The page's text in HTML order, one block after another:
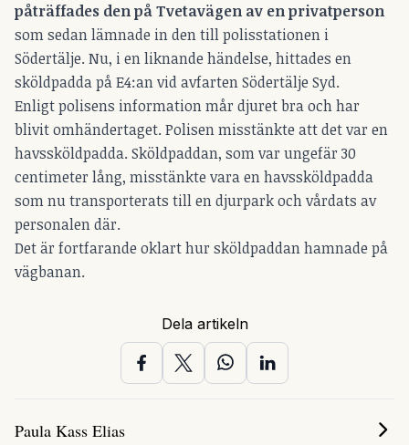
påträffades den på Tvetavägen av en privatperson
som sedan lämnade in den till polisstationen i
Södertälje. Nu, i en liknande händelse, hittades en
sköldpadda på E4:an vid avfarten Södertälje Syd.
Enligt polisens information mår djuret bra och har
blivit omhändertaget. Polisen misstänkte att det var en
havssköldpadda. Sköldpaddan, som var ungefär 30
centimeter lång, misstänkte vara en havssköldpadda
som nu transporterats till en djurpark och vårdats av
personalen där.
Det är fortfarande oklart hur sköldpaddan hamnade på
vägbanan.
Dela artikeln
Paula Kass Elias